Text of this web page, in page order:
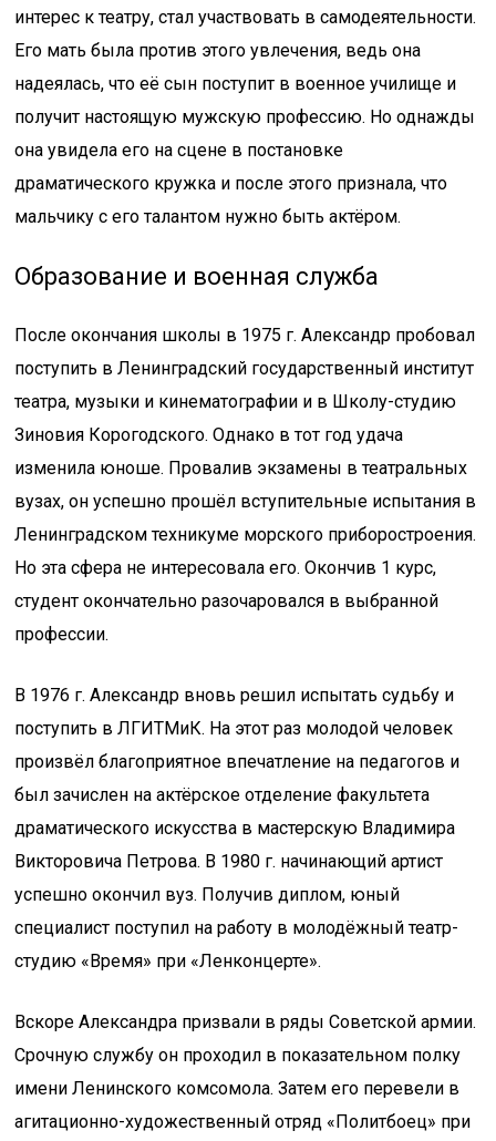
интерес к театру, стал участвовать в самодеятельности.
Его мать была против этого увлечения, ведь она
надеялась, что её сын поступит в военное училище и
получит настоящую мужскую профессию. Но однажды
она увидела его на сцене в постановке
драматического кружка и после этого признала, что
мальчику с его талантом нужно быть актёром.
Образование и военная служба
После окончания школы в 1975 г. Александр пробовал
поступить в Ленинградский государственный институт
театра, музыки и кинематографии и в Школу-студию
Зиновия Корогодского. Однако в тот год удача
изменила юноше. Провалив экзамены в театральных
вузах, он успешно прошёл вступительные испытания в
Ленинградском техникуме морского приборостроения.
Но эта сфера не интересовала его. Окончив 1 курс,
студент окончательно разочаровался в выбранной
профессии.
В 1976 г. Александр вновь решил испытать судьбу и
поступить в ЛГИТМиК. На этот раз молодой человек
произвёл благоприятное впечатление на педагогов и
был зачислен на актёрское отделение факультета
драматического искусства в мастерскую Владимира
Викторовича Петрова. В 1980 г. начинающий артист
успешно окончил вуз. Получив диплом, юный
специалист поступил на работу в молодёжный театр-
студию «Время» при «Ленконцерте».
Вскоре Александра призвали в ряды Советской армии.
Срочную службу он проходил в показательном полку
имени Ленинского комсомола. Затем его перевели в
агитационно-художественный отряд «Политбоец» при